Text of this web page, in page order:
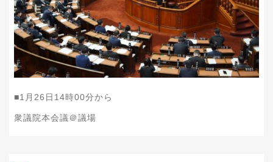
■1月26日14時00分から
衆議院本会議＠議場